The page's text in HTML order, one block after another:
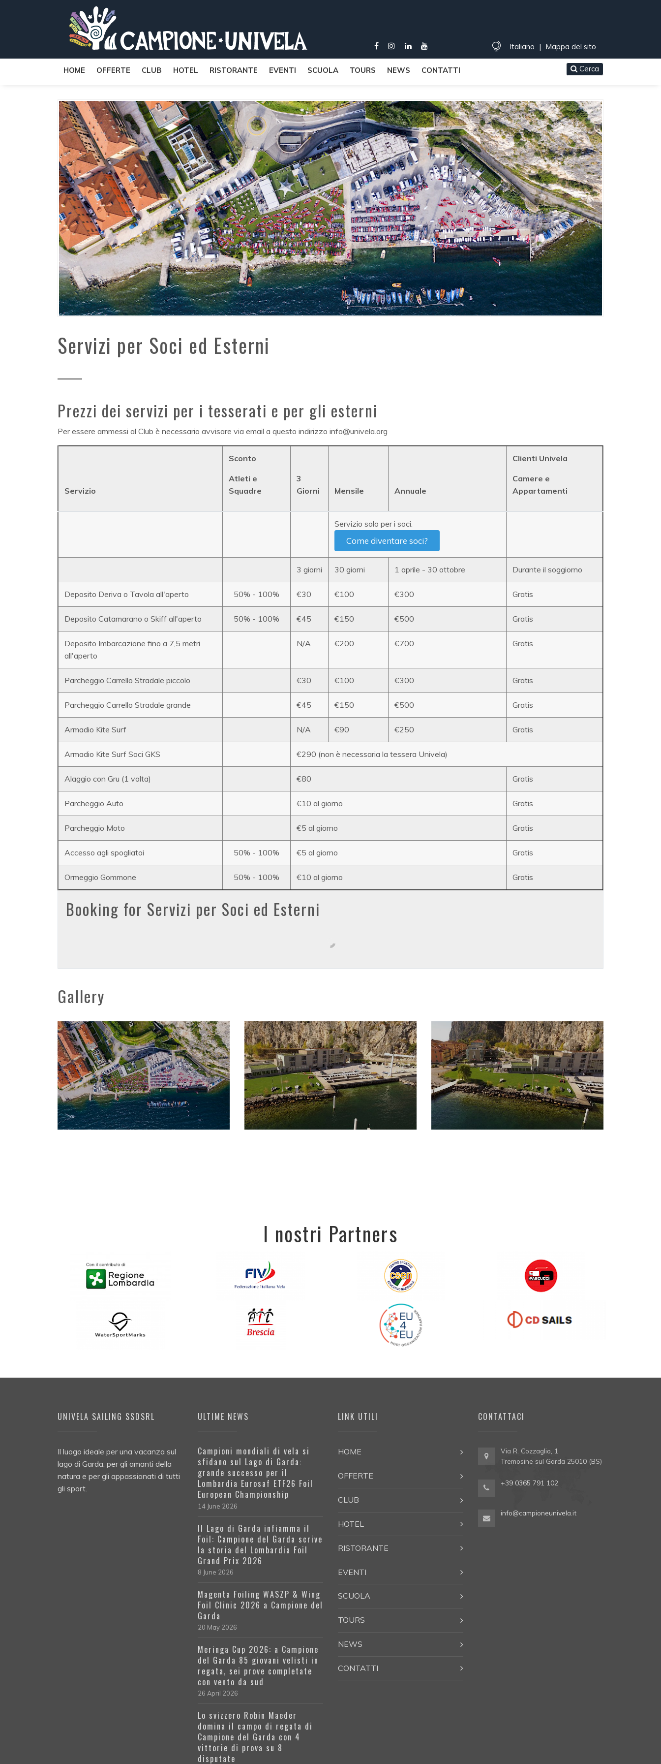
Italiano | Mappa del sito
HOME OFFERTE CLUB HOTEL RISTORANTE EVENTI SCUOLA TOURS NEWS CONTATTI Cerca
Servizi per Soci ed Esterni
Prezzi dei servizi per i tesserati e per gli esterni
Per essere ammessi al Club è necessario avvisare via email a questo indirizzo info@univela.org
Servizio
Sconto
Atleti e
Squadre
3
Giorni
Mensile Annuale
Clienti Univela
Camere e
Appartamenti
Servizio solo per i soci.
Come diventare soci?
3 giorni 30 giorni 1 aprile - 30 ottobre Durante il soggiorno
Deposito Deriva o Tavola all'aperto 50% - 100% €30 €100 €300 Gratis
Deposito Catamarano o Skiff all'aperto 50% - 100% €45 €150 €500 Gratis
Deposito Imbarcazione fino a 7,5 metri
all'aperto
N/A €200 €700 Gratis
Parcheggio Carrello Stradale piccolo €30 €100 €300 Gratis
Parcheggio Carrello Stradale grande €45 €150 €500 Gratis
Armadio Kite Surf N/A €90 €250 Gratis
Armadio Kite Surf Soci GKS €290 (non è necessaria la tessera Univela)
Alaggio con Gru (1 volta) €80 Gratis
Parcheggio Auto €10 al giorno Gratis
Parcheggio Moto €5 al giorno Gratis
Accesso agli spogliatoi 50% - 100% €5 al giorno Gratis
Ormeggio Gommone 50% - 100% €10 al giorno Gratis
Booking for Servizi per Soci ed Esterni
Gallery
I nostri Partners
UNIVELA SAILING SSDSRL
Il luogo ideale per una vacanza sul
lago di Garda, per gli amanti della
natura e per gli appassionati di tutti
gli sport.
ULTIME NEWS
Campioni mondiali di vela si
sfidano sul Lago di Garda:
grande successo per il
Lombardia Eurosaf ETF26 Foil
European Championship
14 June 2026
Il Lago di Garda infiamma il
Foil: Campione del Garda scrive
la storia del Lombardia Foil
Grand Prix 2026
8 June 2026
Magenta Foiling WASZP & Wing
Foil Clinic 2026 a Campione del
Garda
20 May 2026
Meringa Cup 2026: a Campione
del Garda 85 giovani velisti in
regata, sei prove completate
con vento da sud
26 April 2026
Lo svizzero Robin Maeder
domina il campo di regata di
Campione del Garda con 4
vittorie di prova su 8
disputate
LINK UTILI
HOME
OFFERTE
CLUB
HOTEL
RISTORANTE
EVENTI
SCUOLA
TOURS
NEWS
CONTATTI
CONTATTACI
Via R. Cozzaglio, 1
Tremosine sul Garda 25010 (BS)
+39 0365 791 102
info@campioneunivela.it